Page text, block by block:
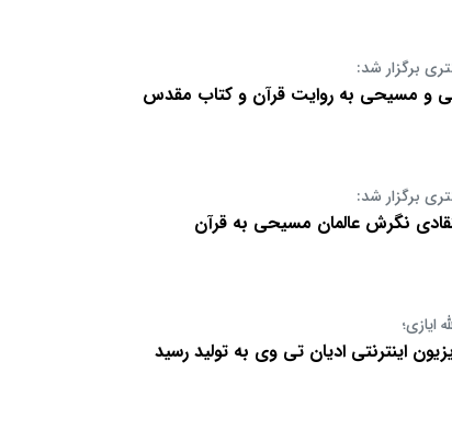
برگزار شد:
و مسیحی به روایت قرآن و کتاب مقدس
برگزار شد:
نگرش عالمان مسیحی به قرآن
ایازی؛
اینترنتی ادیان تی وی به تولید رسید